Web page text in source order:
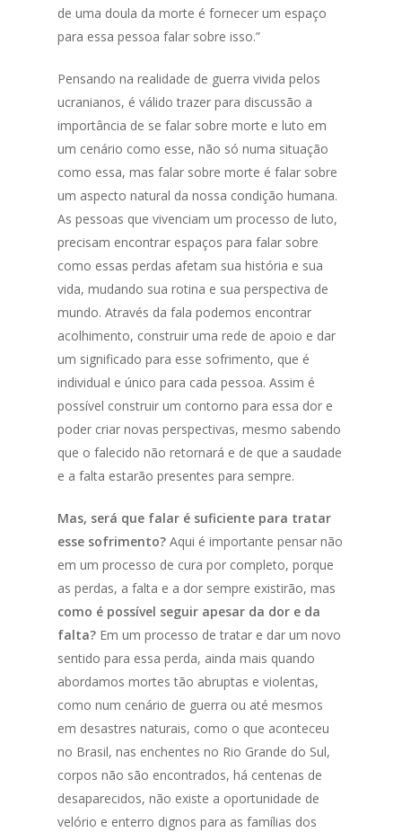
de uma doula da morte é fornecer um espaço
para essa pessoa falar sobre isso.”
Pensando na realidade de guerra vivida pelos
ucranianos, é válido trazer para discussão a
importância de se falar sobre morte e luto em
um cenário como esse, não só numa situação
como essa, mas falar sobre morte é falar sobre
um aspecto natural da nossa condição humana.
As pessoas que vivenciam um processo de luto,
precisam encontrar espaços para falar sobre
como essas perdas afetam sua história e sua
vida, mudando sua rotina e sua perspectiva de
mundo. Através da fala podemos encontrar
acolhimento, construir uma rede de apoio e dar
um significado para esse sofrimento, que é
individual e único para cada pessoa. Assim é
possível construir um contorno para essa dor e
poder criar novas perspectivas, mesmo sabendo
que o falecido não retornará e de que a saudade
e a falta estarão presentes para sempre.
Mas, será que falar é suficiente para tratar
esse sofrimento? Aqui é importante pensar não
em um processo de cura por completo, porque
as perdas, a falta e a dor sempre existirão, mas
como é possível seguir apesar da dor e da
falta? Em um processo de tratar e dar um novo
sentido para essa perda, ainda mais quando
abordamos mortes tão abruptas e violentas,
como num cenário de guerra ou até mesmos
em desastres naturais, como o que aconteceu
no Brasil, nas enchentes no Rio Grande do Sul,
corpos não são encontrados, há centenas de
desaparecidos, não existe a oportunidade de
velório e enterro dignos para as famílias dos